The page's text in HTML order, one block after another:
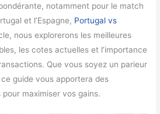
notamment pour le match
et l’Espagne, Portugal vs
nous explorerons les meilleures
les cotes actuelles et l’importance
Que vous soyez un parieur
guide vous apportera des
maximiser vos gains.